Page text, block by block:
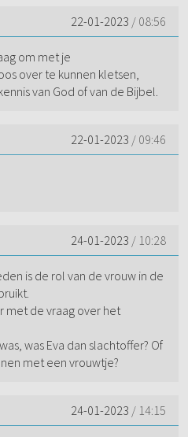
22-01-2023 / 08:56
om met je
over te kunnen kletsen,
van God of van de Bijbel.
22-01-2023 / 09:46
24-01-2023 / 10:28
is de rol van de vrouw in de
met de vraag over het
was Eva dan slachtoffer? Of
met een vrouwtje?
24-01-2023 / 14:15